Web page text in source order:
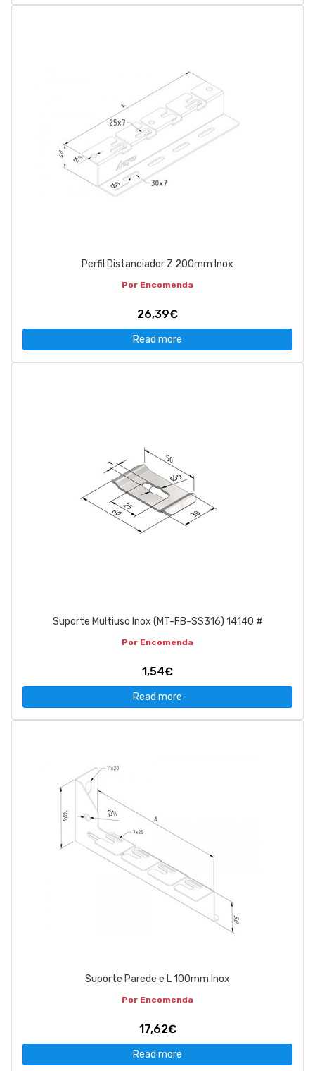
Perfil Distanciador Z 200mm Inox
Por Encomenda
26,39€
Read more
Suporte Multiuso Inox (MT-FB-SS316) 14140 #
Por Encomenda
1,54€
Read more
Suporte Parede e L 100mm Inox
Por Encomenda
17,62€
Read more